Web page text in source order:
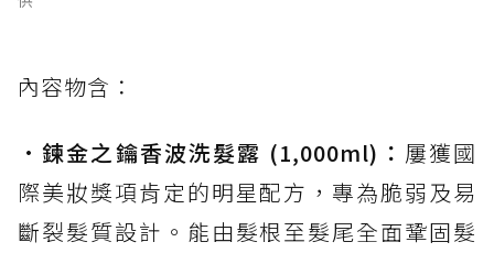
內容物含：
• 鍊金之鑰香波洗髮露 (1,000ml)： 屢獲國
際美妝獎項肯定的明星配方，專為脆弱及易
斷裂髮質設計。能由髮根至髮尾全面鞏固髮